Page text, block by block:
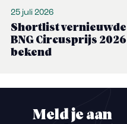
25 juli 2026
Shortlist vernieuwde
BNG Circusprijs 2026
bekend
Meld je aan